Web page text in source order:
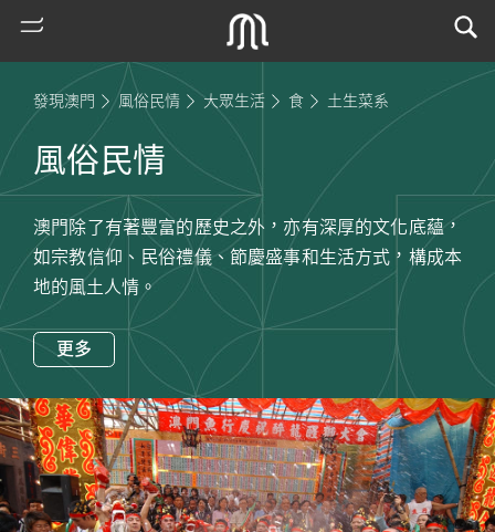
門
搜
索
古
地
圖
發現澳門 風俗民情 大眾生活 食 土生菜系
風俗民情
澳門除了有著豐富的歷史之外，亦有深厚的文化底蘊，
如宗教信仰、民俗禮儀、節慶盛事和生活方式，構成本
地的風土人情。
更多